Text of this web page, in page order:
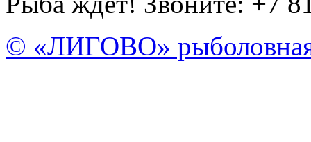
© «ЛИГОВО» рыболовная